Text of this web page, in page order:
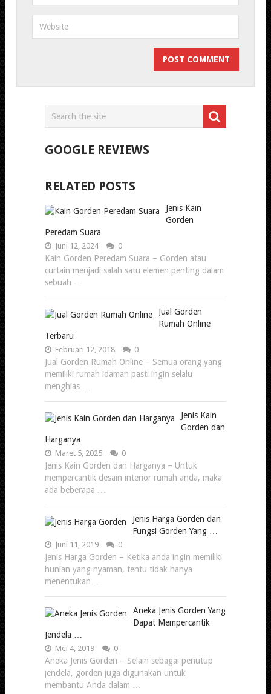
GOOGLE REVIEWS
RELATED POSTS
Jenis Kain
Gorden
Peredam Suara
Juni 12, 2024 0
Kain Gorden Peredam Suara – Gorden atau
curtain menjadi salah satu elemen penting dalam
sebuah …
Jual Gorden
Rumah Online
Terbaru
Februari 12, 2018 0
Jual Gorden Rumah Online – Semua orang yang
memiliki rumah idaman pasti ingin selalu
menghias …
Jenis Kain
Gorden dan
Harganya
Maret 5, 2025 0
Jenis Kain Gorden dan Harganya – Untuk
mempercantik desain interior rumah anda, maka
ada beberapa …
Jenis Harga Gorden dan
Fungsi Gorden Yang …
Juni 11, 2019 0
Jenis Harga Gorden – Ketika anda ingin memiliki
hunian yang nyaman, tentu tidak hanya
menentukan …
Aneka Jenis Gorden Yang
Dapat Mempercantik
Jendela …
Mei 4, 2019 0
Aneka Jenis Gorden – Selain sebagai penutup
jendela, gorden juga digunakan untuk
membantu Anda dalam …